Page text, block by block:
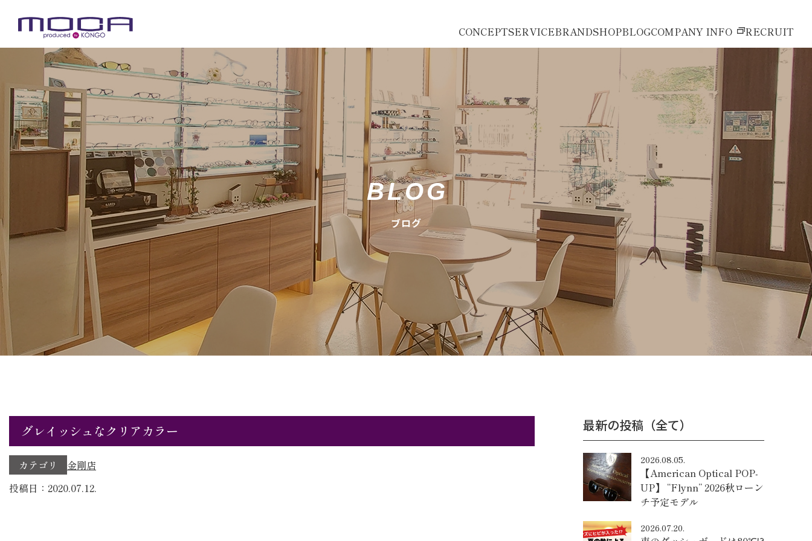
CONCEPTSERVICEBRANDSHOPBLOGCOMPANY INFO RECRUIT
BLOG
ブログ
グレイッシュなクリアカラー
カテゴリ
金剛店
投稿日：2020.07.12.
最新の投稿（全て）
2026.08.05.
【American Optical POP-
UP】 “Flynn” 2026秋ローン
チ予定モデル
2026.07.20.